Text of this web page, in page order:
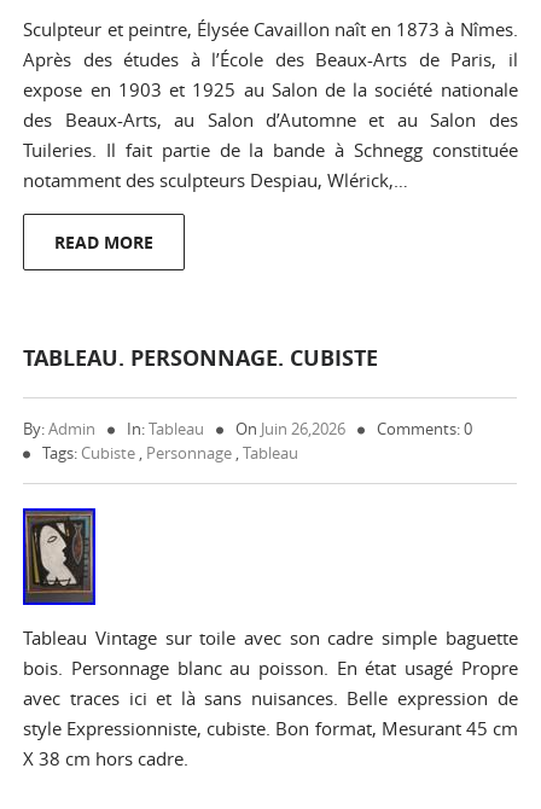
Sculpteur et peintre, Élysée Cavaillon naît en 1873 à Nîmes.
Après des études à l’École des Beaux-Arts de Paris, il
expose en 1903 et 1925 au Salon de la société nationale
des Beaux-Arts, au Salon d’Automne et au Salon des
Tuileries. Il fait partie de la bande à Schnegg constituée
notamment des sculpteurs Despiau, Wlérick,…
READ MORE
TABLEAU. PERSONNAGE. CUBISTE
By:Admin In:Tableau On Juin 26,2026
Comments: 0
Tags: Cubiste , Personnage ,Tableau
Tableau Vintage sur toile avec son cadre simple baguette
bois. Personnage blanc au poisson. En état usagé Propre
avec traces ici et là sans nuisances. Belle expression de
style Expressionniste, cubiste. Bon format, Mesurant 45 cm
X 38 cm hors cadre.